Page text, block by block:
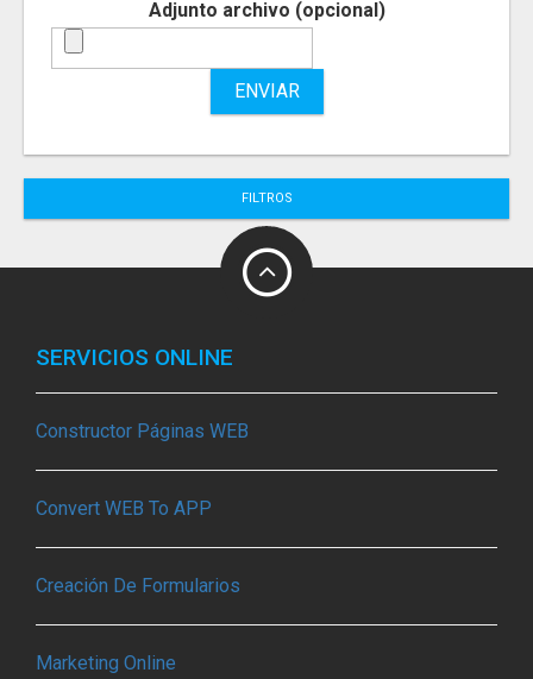
Adjunto archivo (opcional)
ENVIAR
FILTROS
SERVICIOS ONLINE
Constructor Páginas WEB
Convert WEB To APP
Creación De Formularios
Marketing Online